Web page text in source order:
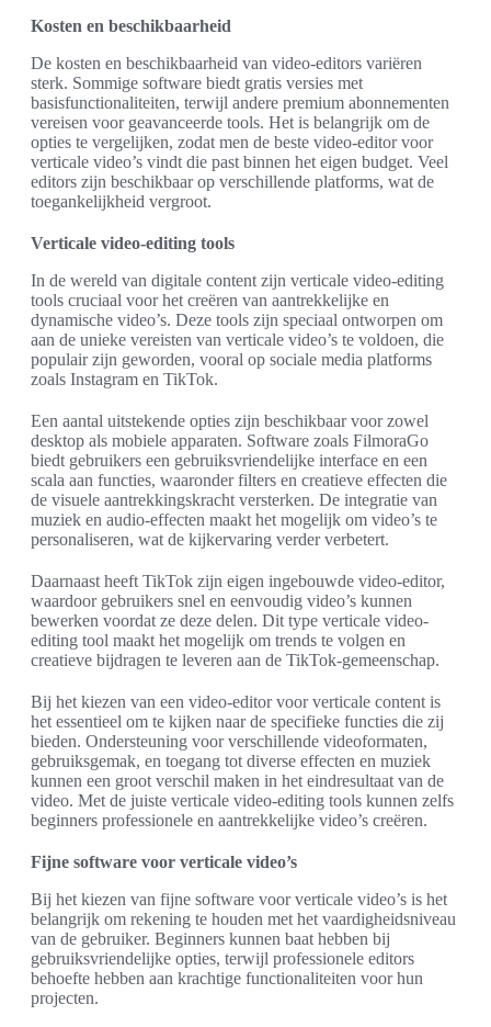
Kosten en beschikbaarheid
De kosten en beschikbaarheid van video-editors variëren
sterk. Sommige software biedt gratis versies met
basisfunctionaliteiten, terwijl andere premium abonnementen
vereisen voor geavanceerde tools. Het is belangrijk om de
opties te vergelijken, zodat men de beste video-editor voor
verticale video’s vindt die past binnen het eigen budget. Veel
editors zijn beschikbaar op verschillende platforms, wat de
toegankelijkheid vergroot.
Verticale video-editing tools
In de wereld van digitale content zijn verticale video-editing
tools cruciaal voor het creëren van aantrekkelijke en
dynamische video’s. Deze tools zijn speciaal ontworpen om
aan de unieke vereisten van verticale video’s te voldoen, die
populair zijn geworden, vooral op sociale media platforms
zoals Instagram en TikTok.
Een aantal uitstekende opties zijn beschikbaar voor zowel
desktop als mobiele apparaten. Software zoals FilmoraGo
biedt gebruikers een gebruiksvriendelijke interface en een
scala aan functies, waaronder filters en creatieve effecten die
de visuele aantrekkingskracht versterken. De integratie van
muziek en audio-effecten maakt het mogelijk om video’s te
personaliseren, wat de kijkervaring verder verbetert.
Daarnaast heeft TikTok zijn eigen ingebouwde video-editor,
waardoor gebruikers snel en eenvoudig video’s kunnen
bewerken voordat ze deze delen. Dit type verticale video-
editing tool maakt het mogelijk om trends te volgen en
creatieve bijdragen te leveren aan de TikTok-gemeenschap.
Bij het kiezen van een video-editor voor verticale content is
het essentieel om te kijken naar de specifieke functies die zij
bieden. Ondersteuning voor verschillende videoformaten,
gebruiksgemak, en toegang tot diverse effecten en muziek
kunnen een groot verschil maken in het eindresultaat van de
video. Met de juiste verticale video-editing tools kunnen zelfs
beginners professionele en aantrekkelijke video’s creëren.
Fijne software voor verticale video’s
Bij het kiezen van fijne software voor verticale video’s is het
belangrijk om rekening te houden met het vaardigheidsniveau
van de gebruiker. Beginners kunnen baat hebben bij
gebruiksvriendelijke opties, terwijl professionele editors
behoefte hebben aan krachtige functionaliteiten voor hun
projecten.